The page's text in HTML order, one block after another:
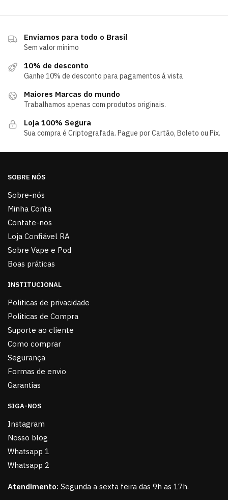
Enviamos para todo o Brasil
Sem valor mínimo
10% de desconto
Ganhe 10% de desconto para pagamentos á vista
Maiores Marcas do mundo
Trabalhamos apenas com produtos originais.
Loja 100% Segura
Sua compra é Criptografada. Pague por Cartão, Boleto ou Pix.
SOBRE NÓS
Sobre-nós
Minha Conta
Contate-nos
Loja Confiável RA
Sobre Vape e Pod
Boas práticas
INSTITUCIONAL
Politicas de privacidade
Politicas de Compra
Suporte ao cliente
Como comprar
Segurança
Formas de envio
Garantias
SIGA-NOS
Instagram
Nosso blog
Whatsapp 1
Whatsapp 2
Atendimento: Segunda a sexta feira das 9h as 17h.